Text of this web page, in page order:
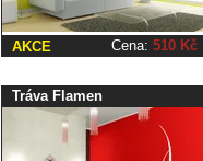
Cena: 510 Kč
AKCE
Tráva Flamen